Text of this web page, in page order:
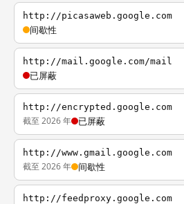
http://picasaweb.google.com
间歇性
http://mail.google.com/mail
已屏蔽
http://encrypted.google.com
截至 2026 年 已屏蔽
http://www.gmail.google.com
截至 2026 年 间歇性
http://feedproxy.google.com